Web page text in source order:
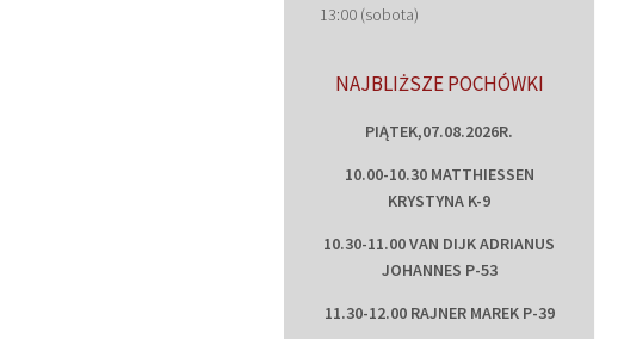
13:00 (sobota)
NAJBLIŻSZE POCHÓWKI
PIĄTEK,07.08.2026R.
10.00-10.30 MATTHIESSEN
KRYSTYNA K-9
10.30-11.00 VAN DIJK ADRIANUS
JOHANNES P-53
11.30-12.00 RAJNER MAREK P-39